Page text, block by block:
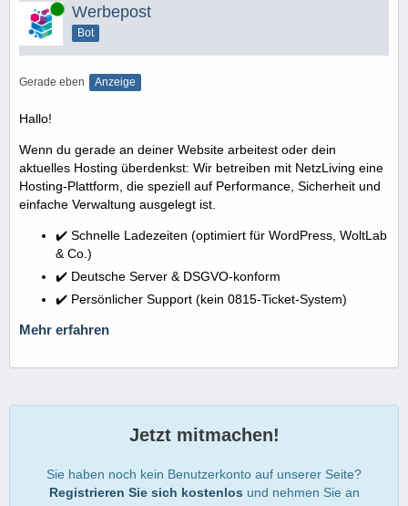
Online Werbepost
Bot
Gerade eben Anzeige
Hallo!
Wenn du gerade an deiner Website arbeitest oder dein
aktuelles Hosting überdenkst: Wir betreiben mit NetzLiving eine
Hosting-Plattform, die speziell auf Performance, Sicherheit und
einfache Verwaltung ausgelegt ist.
✔️ Schnelle Ladezeiten (optimiert für WordPress, WoltLab
& Co.)
✔️ Deutsche Server & DSGVO-konform
✔️ Persönlicher Support (kein 0815-Ticket-System)
Mehr erfahren
Jetzt mitmachen!
Sie haben noch kein Benutzerkonto auf unserer Seite?
Registrieren Sie sich kostenlos und nehmen Sie an